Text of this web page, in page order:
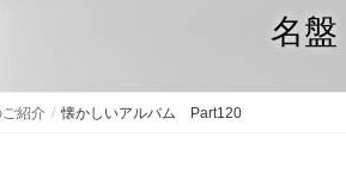
名
紹介 懐かしいアルバム Part120